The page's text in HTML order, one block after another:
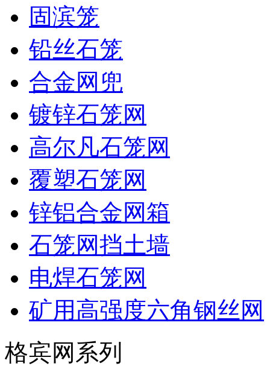
固滨笼
铅丝石笼
合金网兜
镀锌石笼网
高尔凡石笼网
覆塑石笼网
锌铝合金网箱
石笼网挡土墙
电焊石笼网
矿用高强度六角钢丝网
格宾网系列